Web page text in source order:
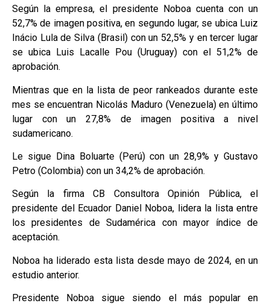
Según la empresa, el presidente Noboa cuenta con un
52,7% de imagen positiva, en segundo lugar, se ubica Luiz
Inácio Lula de Silva (Brasil) con un 52,5% y en tercer lugar
se ubica Luis Lacalle Pou (Uruguay) con el 51,2% de
aprobación.
Mientras que en la lista de peor rankeados durante este
mes se encuentran Nicolás Maduro (Venezuela) en último
lugar con un 27,8% de imagen positiva a nivel
sudamericano.
Le sigue Dina Boluarte (Perú) con un 28,9% y Gustavo
Petro (Colombia) con un 34,2% de aprobación.
Según la firma CB Consultora Opinión Pública, el
presidente del Ecuador Daniel Noboa, lidera la lista entre
los presidentes de Sudamérica con mayor índice de
aceptación.
Noboa ha liderado esta lista desde mayo de 2024, en un
estudio anterior.
Presidente Noboa sigue siendo el más popular en